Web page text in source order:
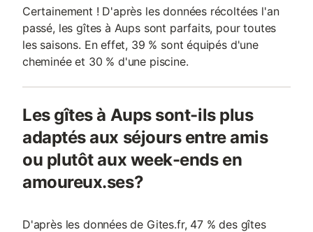
Certainement ! D'après les données récoltées l'an
passé, les gîtes à Aups sont parfaits, pour toutes
les saisons. En effet, 39 % sont équipés d'une
cheminée et 30 % d'une piscine.
Les gîtes à Aups sont-ils plus
adaptés aux séjours entre amis
ou plutôt aux week-ends en
amoureux.ses?
D'après les données de Gites.fr, 47 % des gîtes